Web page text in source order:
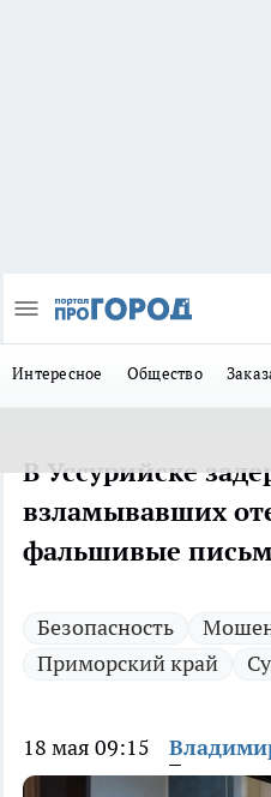
Интересное Общество
В Уссурийске
взламывавших
фальшивые
Безопасность
Приморский край
18 мая 09:15